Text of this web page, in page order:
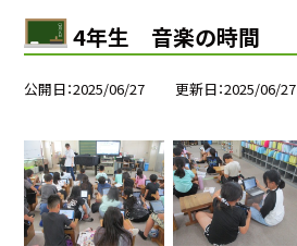
4年生 音楽の時間
公開日 2025/06/27 更新日 2025/06/27